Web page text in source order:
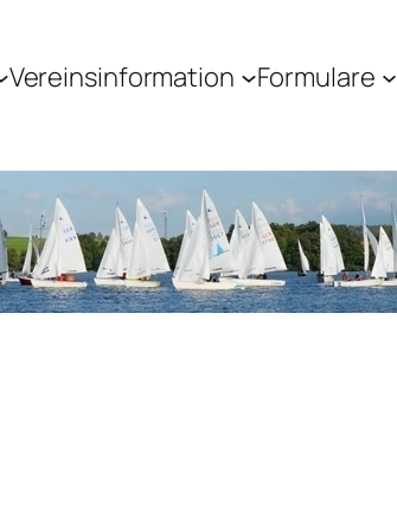
Vereinsinformation Formulare